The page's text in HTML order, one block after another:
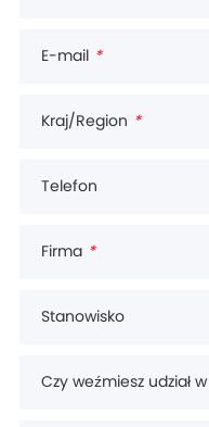
E-mail *
Kraj/Region *
Telefon
Firma *
Stanowisko
Czy weźmiesz udział